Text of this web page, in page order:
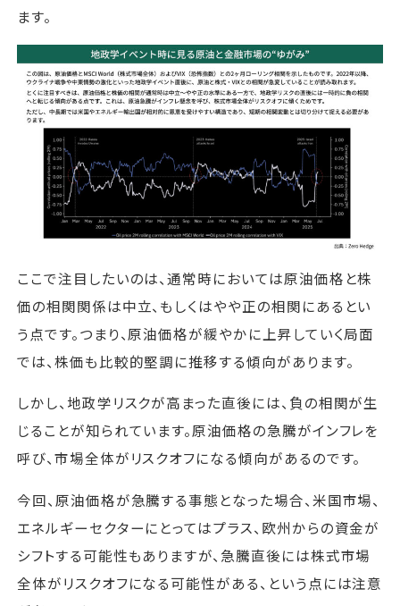
ます。
ここで注目したいのは、通常時においては原油価格と株
価の相関関係は中立、もしくはやや正の相関にあるとい
う点です。つまり、原油価格が緩やかに上昇していく局面
では、株価も比較的堅調に推移する傾向があります。
しかし、地政学リスクが高まった直後には、負の相関が生
じることが知られています。原油価格の急騰がインフレを
呼び、市場全体がリスクオフになる傾向があるのです。
今回、原油価格が急騰する事態となった場合、米国市場、
エネルギーセクターにとってはプラス、欧州からの資金が
シフトする可能性もありますが、急騰直後には株式市場
全体がリスクオフになる可能性がある、という点には注意